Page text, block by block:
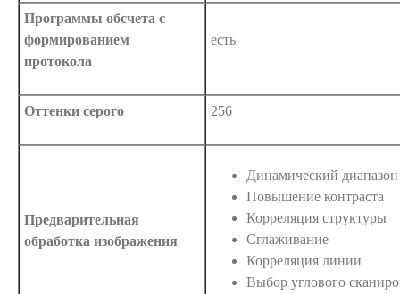
Программы обсчета с
формированием
протокола
есть
Оттенки серого 256
Предварительная
обработка изображения
Динамический диапазон
Повышение контраста
Корреляция структуры
Сглаживание
Корреляция линии
Выбор углового